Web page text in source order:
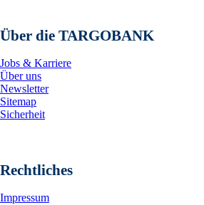
Über die TARGOBANK
Jobs & Karriere
Über uns
Newsletter
Sitemap
Sicherheit
Rechtliches
Impressum